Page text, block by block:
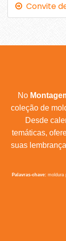
Convite
No
coleção de
Desde
temáticas,
suas
Palavras-chave:moldura